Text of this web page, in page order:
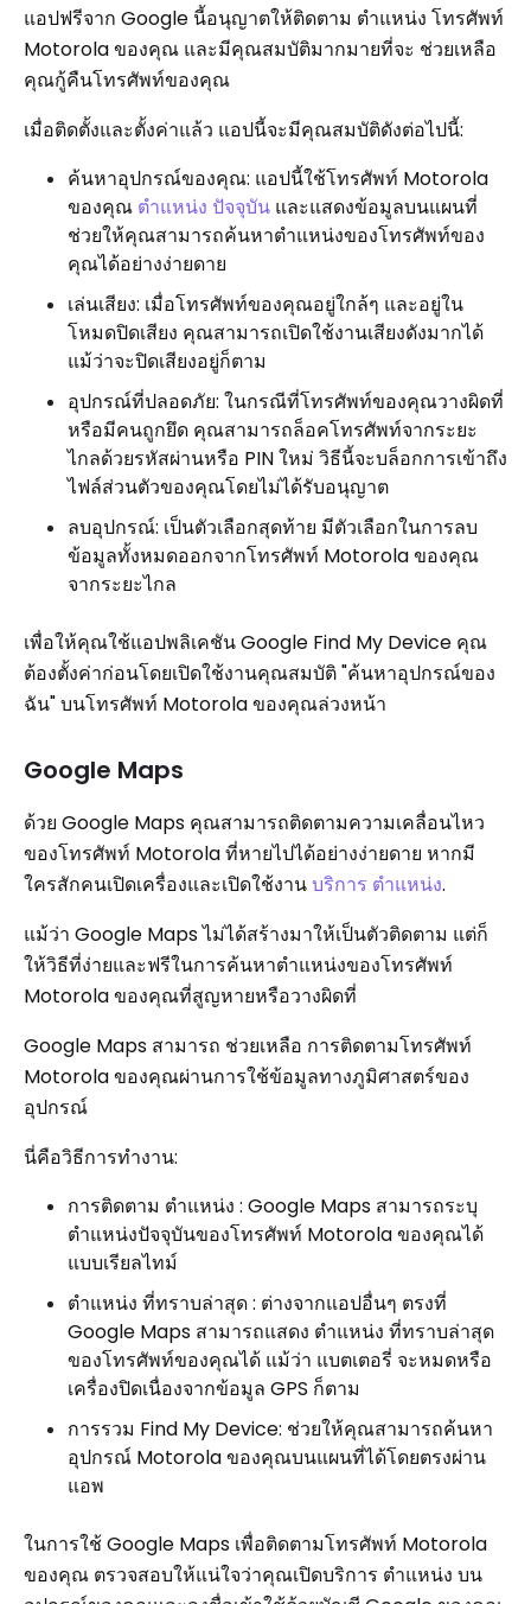
แอปฟรีจาก Google นี้อนุญาตให้ติดตาม ตำแหน่ง โทรศัพท์
Motorola ของคุณ และมีคุณสมบัติมากมายที่จะ ช่วยเหลือ
คุณกู้คืนโทรศัพท์ของคุณ
เมื่อติดตั้งและตั้งค่าแล้ว แอปนี้จะมีคุณสมบัติดังต่อไปนี้:
ค้นหาอุปกรณ์ของคุณ: แอปนี้ใช้โทรศัพท์ Motorola
ของคุณ ตำแหน่ง ปัจจุบัน และแสดงข้อมูลบนแผนที่
ช่วยให้คุณสามารถค้นหาตำแหน่งของโทรศัพท์ของ
คุณได้อย่างง่ายดาย
เล่นเสียง: เมื่อโทรศัพท์ของคุณอยู่ใกล้ๆ และอยู่ใน
โหมดปิดเสียง คุณสามารถเปิดใช้งานเสียงดังมากได้
แม้ว่าจะปิดเสียงอยู่ก็ตาม
อุปกรณ์ที่ปลอดภัย: ในกรณีที่โทรศัพท์ของคุณวางผิดที่
หรือมีคนถูกยึด คุณสามารถล็อคโทรศัพท์จากระยะ
ไกลด้วยรหัสผ่านหรือ PIN ใหม่ วิธีนี้จะบล็อกการเข้าถึง
ไฟล์ส่วนตัวของคุณโดยไม่ได้รับอนุญาต
ลบอุปกรณ์: เป็นตัวเลือกสุดท้าย มีตัวเลือกในการลบ
ข้อมูลทั้งหมดออกจากโทรศัพท์ Motorola ของคุณ
จากระยะไกล
เพื่อให้คุณใช้แอปพลิเคชัน Google Find My Device คุณ
ต้องตั้งค่าก่อนโดยเปิดใช้งานคุณสมบัติ "ค้นหาอุปกรณ์ของ
ฉัน" บนโทรศัพท์ Motorola ของคุณล่วงหน้า
Google Maps
ด้วย Google Maps คุณสามารถติดตามความเคลื่อนไหว
ของโทรศัพท์ Motorola ที่หายไปได้อย่างง่ายดาย หากมี
ใครสักคนเปิดเครื่องและเปิดใช้งานบริการ ตำแหน่ง.
แม้ว่า Google Maps ไม่ได้สร้างมาให้เป็นตัวติดตาม แต่ก็
ให้วิธีที่ง่ายและฟรีในการค้นหาตำแหน่งของโทรศัพท์
Motorola ของคุณที่สูญหายหรือวางผิดที่
Google Maps สามารถ ช่วยเหลือ การติดตามโทรศัพท์
Motorola ของคุณผ่านการใช้ข้อมูลทางภูมิศาสตร์ของ
อุปกรณ์
นี่คือวิธีการทำงาน:
การติดตาม ตำแหน่ง : Google Maps สามารถระบุ
ตำแหน่งปัจจุบันของโทรศัพท์ Motorola ของคุณได้
แบบเรียลไทม์
ตำแหน่ง ที่ทราบล่าสุด : ต่างจากแอปอื่นๆ ตรงที่
Google Maps สามารถแสดง ตำแหน่ง ที่ทราบล่าสุด
ของโทรศัพท์ของคุณได้ แม้ว่า แบตเตอรี่ จะหมดหรือ
เครื่องปิดเนื่องจากข้อมูล GPS ก็ตาม
การรวม Find My Device: ช่วยให้คุณสามารถค้นหา
อุปกรณ์ Motorola ของคุณบนแผนที่ได้โดยตรงผ่าน
แอพ
ในการใช้ Google Maps เพื่อติดตามโทรศัพท์ Motorola
ของคุณ ตรวจสอบให้แน่ใจว่าคุณเปิดบริการ ตำแหน่ง บน